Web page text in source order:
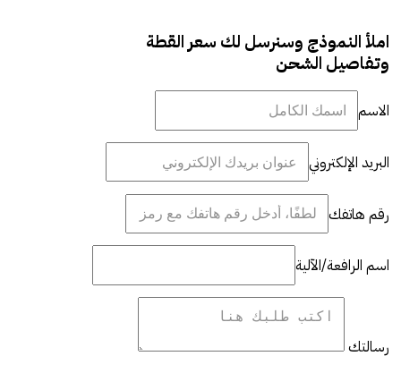
املأ النموذج وسنرسل لك سعر القطة
وتفاصيل الشحن
الاسم
البريد الإلكتروني
رقم هاتفك
اسم الرافعة/الآلية
رسالتك